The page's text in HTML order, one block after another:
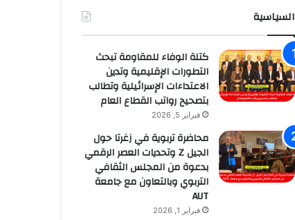
السياسية
كتلة الوفاء للمقاومة تبحث
التطورات الإقليمية وتدين
الاعتداءات الإسرائيلية وتطالب
بتصحيح رواتب القطاع العام
فبراير 5, 2026
محاضرة تربوية في زغرتا حول
الجيل Z وتحديات العصر الرقمي
بدعوة من المجلس الثقافي
التربوي وبالتعاون مع جامعة
AUT
فبراير 1, 2026